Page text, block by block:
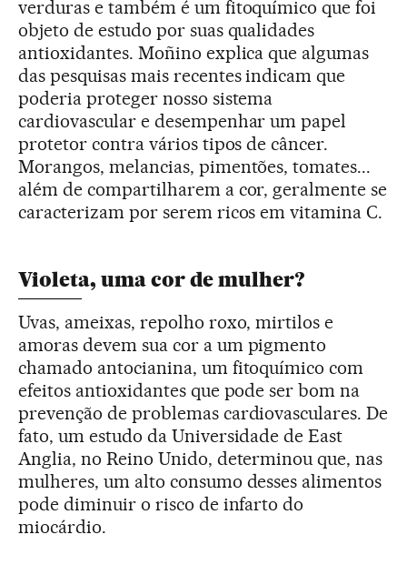
verduras e também é um fitoquímico que foi
objeto de estudo por suas qualidades
antioxidantes. Moñino explica que algumas
das pesquisas mais recentes indicam que
poderia proteger nosso sistema
cardiovascular e desempenhar um papel
protetor contra vários tipos de câncer.
Morangos, melancias, pimentões, tomates...
além de compartilharem a cor, geralmente se
caracterizam por serem ricos em vitamina C.
Violeta, uma cor de mulher?
Uvas, ameixas, repolho roxo, mirtilos e
amoras devem sua cor a um pigmento
chamado antocianina, um fitoquímico com
efeitos antioxidantes que pode ser bom na
prevenção de problemas cardiovasculares. De
fato, um estudo da Universidade de East
Anglia, no Reino Unido, determinou que, nas
mulheres, um alto consumo desses alimentos
pode diminuir o risco de infarto do
miocárdio.